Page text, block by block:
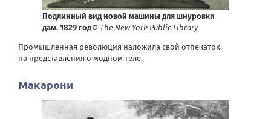
Подлинный вид новой машины для шнуровки
дам. 1829 год© The New York Public Library
Промышленная революция наложила свой отпечаток
на представления о модном теле.
Макарони